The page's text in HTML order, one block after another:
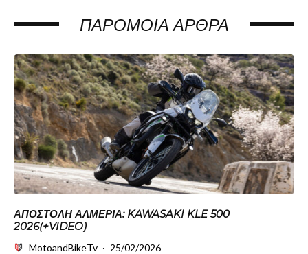
ΠΑΡΌΜΟΙΑ ΆΡΘΡΑ
ΑΠΟΣΤΟΛΉ ΑΛΜΕΡΊΑ: KAWASAKI KLE 500
2026(+VIDEO)
MotoandBikeTv · 25/02/2026